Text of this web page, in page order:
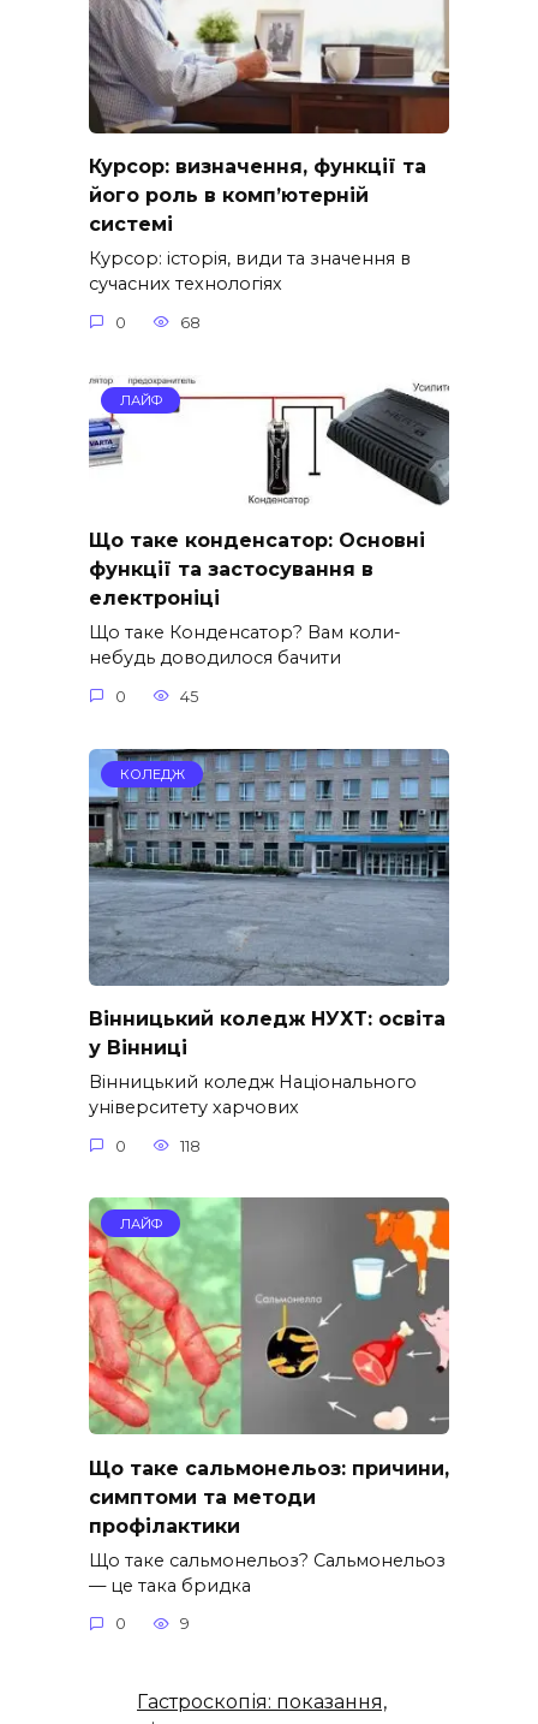
Курсор: визначення, функції та
його роль в комп’ютерній
системі
Курсор: історія, види та значення в
сучасних технологіях
0 68
ЛАЙФ
Що таке конденсатор: Основні
функції та застосування в
електроніці
Що таке Конденсатор? Вам коли-
небудь доводилося бачити
0 45
КОЛЕДЖ
Вінницький коледж НУХТ: освіта
у Вінниці
Вінницький коледж Національного
університету харчових
0 118
ЛАЙФ
Що таке сальмонельоз: причини,
симптоми та методи
профілактики
Що таке сальмонельоз? Сальмонельоз
— це така бридка
0 9
Гастроскопія: показання,